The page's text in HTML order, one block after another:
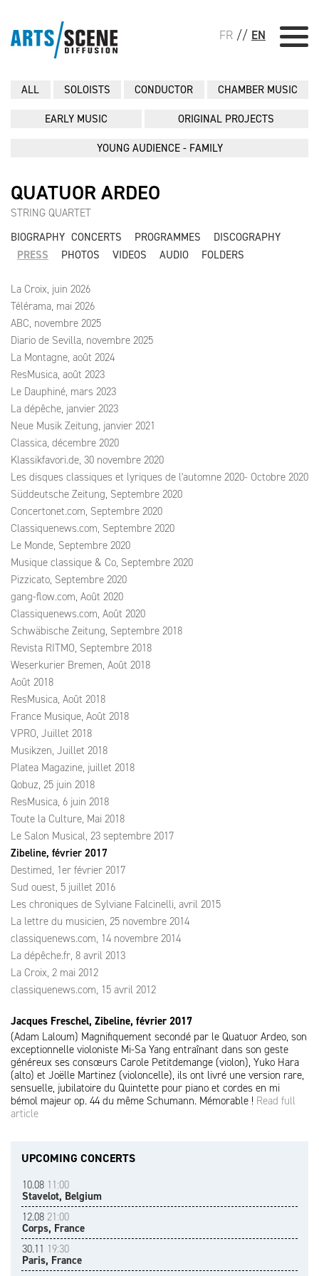
FR // EN
ALL SOLOISTS CONDUCTOR CHAMBER MUSIC
EARLY MUSIC ORIGINAL PROJECTS
YOUNG AUDIENCE - FAMILY
QUATUOR ARDEO
STRING QUARTET
BIOGRAPHY CONCERTS PROGRAMMES
DISCOGRAPHY
PRESS
PHOTOS VIDEOS AUDIO FOLDERS
La Croix, juin 2026
Télérama, mai 2026
ABC, novembre 2025
Diario de Sevilla, novembre 2025
La Montagne, août 2024
ResMusica, août 2023
Le Dauphiné, mars 2023
La dépêche, janvier 2023
Neue Musik Zeitung, janvier 2021
Classica, décembre 2020
Klassikfavori.de, 30 novembre 2020
Les disques classiques et lyriques de l'automne 2020- Octobre 2020
Süddeutsche Zeitung, Septembre 2020
Concertonet.com, Septembre 2020
Classiquenews.com, Septembre 2020
Le Monde, Septembre 2020
Musique classique & Co, Septembre 2020
Pizzicato, Septembre 2020
gang-flow.com, Août 2020
Classiquenews.com, Août 2020
Schwäbische Zeitung, Septembre 2018
Revista RITMO, Septembre 2018
Weserkurier Bremen, Août 2018
Août 2018
ResMusica, Août 2018
France Musique, Août 2018
VPRO, Juillet 2018
Musikzen, Juillet 2018
Platea Magazine, juillet 2018
Qobuz, 25 juin 2018
ResMusica, 6 juin 2018
Toute la Culture, Mai 2018
Le Salon Musical, 23 septembre 2017
Zibeline, février 2017
Destimed, 1er février 2017
Sud ouest, 5 juillet 2016
Les chroniques de Sylviane Falcinelli, avril 2015
La lettre du musicien, 25 novembre 2014
classiquenews.com, 14 novembre 2014
La dépêche.fr, 8 avril 2013
La Croix, 2 mai 2012
classiquenews.com, 15 avril 2012
Jacques Freschel, Zibeline, février 2017
(Adam Laloum) Magnifiquement secondé par le Quatuor Ardeo, son
exceptionnelle violoniste Mi-Sa Yang entraînant dans son geste
généreux ses consœurs Carole Petitdemange (violon), Yuko Hara
(alto) et Joëlle Martinez (violoncelle), ils ont livré une version rare,
sensuelle, jubilatoire du Quintette pour piano et cordes en mi
bémol majeur op. 44 du même Schumann. Mémorable ! Read full
article
UPCOMING CONCERTS
10.08 11:00
Stavelot, Belgium
12.08 21:00
Corps, France
30.11 19:30
Paris, France